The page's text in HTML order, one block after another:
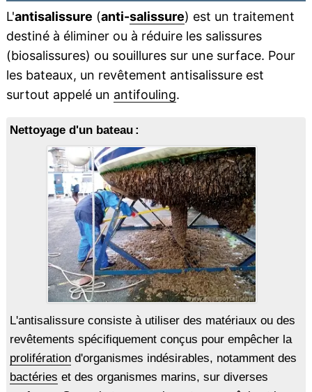
L'antisalissure (anti-salissure) est un traitement
destiné à éliminer ou à réduire les salissures
(biosalissures) ou souillures sur une surface. Pour
les bateaux, un revêtement antisalissure est
surtout appelé un antifouling.
Nettoyage d'un bateau :
L'antisalissure consiste à utiliser des matériaux ou des
revêtements spécifiquement conçus pour empêcher la
proliférationd'organismes indésirables, notamment des
bactéries et des organismes marins, sur diverses